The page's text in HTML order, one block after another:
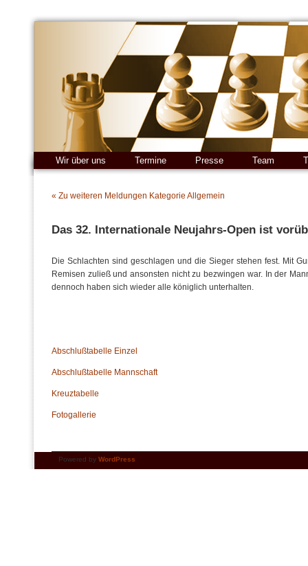
Wir über uns Termine Presse Team
« Zu weiteren Meldungen Kategorie Allgemein
Das 32. Internationale Neujahrs-Open ist
Die Schlachten sind geschlagen und die Sieger stehen fest. Mit
Remisen zuließ und ansonsten nicht zu bezwingen war. In der
dennoch haben sich wieder alle königlich unterhalten.
Abschlußtabelle Einzel
Abschlußtabelle Mannschaft
Kreuztabelle
Fotogallerie
Powered by WordPress